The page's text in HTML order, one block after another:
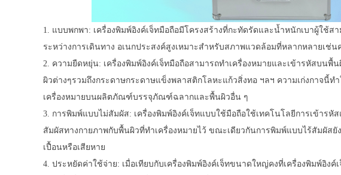
1. แบบพกพา: เครื่องพิมพ์อิงค์เจ็ทมือถือมีโครงสร้างที่กะทัดรัดและน้ำหนักเบาผู้ใช้
ระหว่างการเดินทาง อเนกประสงค์สูงเหมาะสำหรับสภาพแวดล้อมที่หลากหลายเช่
2. ความยืดหยุ่น: เครื่องพิมพ์อิงค์เจ็ทมือถือสามารถทำเครื่องหมายและเข้ารหัสบน
ผิวต่างๆรวมถึงกระดาษกระดาษแข็งพลาสติกโลหะแก้วสิ่งทอ ฯลฯ ความเก่งกาจนี้ท
เครื่องหมายบนผลิตภัณฑ์บรรจุภัณฑ์ฉลากและพื้นผิวอื่น ๆ
3. การพิมพ์แบบไม่สัมผัส: เครื่องพิมพ์อิงค์เจ็ทแบบใช้มือถือใช้เทคโนโลยีการเข้ารหั
สัมผัสทางกายภาพกับพื้นผิวที่ทำเครื่องหมายไว้ ขณะเดียวกันการพิมพ์แบบไร้สัมผัสยั
เปื้อนหรือเสียหาย
4. ประหยัดค่าใช้จ่าย: เมื่อเทียบกับเครื่องพิมพ์อิงค์เจ็ทขนาดใหญ่คงที่เครื่องพิมพ์อิงค์